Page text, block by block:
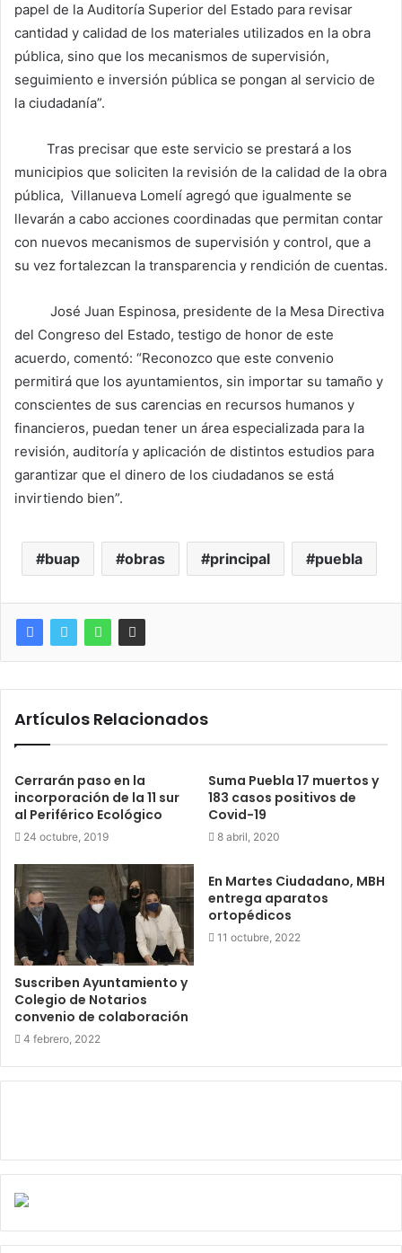
papel de la Auditoría Superior del Estado para revisar
cantidad y calidad de los materiales utilizados en la obra
pública, sino que los mecanismos de supervisión,
seguimiento e inversión pública se pongan al servicio de
la ciudadanía”.
Tras precisar que este servicio se prestará a los
municipios que soliciten la revisión de la calidad de la obra
pública, Villanueva Lomelí agregó que igualmente se
llevarán a cabo acciones coordinadas que permitan contar
con nuevos mecanismos de supervisión y control, que a
su vez fortalezcan la transparencia y rendición de cuentas.
José Juan Espinosa, presidente de la Mesa Directiva
del Congreso del Estado, testigo de honor de este
acuerdo, comentó: “Reconozco que este convenio
permitirá que los ayuntamientos, sin importar su tamaño y
conscientes de sus carencias en recursos humanos y
financieros, puedan tener un área especializada para la
revisión, auditoría y aplicación de distintos estudios para
garantizar que el dinero de los ciudadanos se está
invirtiendo bien”.
buap obras principal puebla
Artículos Relacionados
Cerrarán paso en la
incorporación de la 11 sur
al Periférico Ecológico
24 octubre, 2019
Suma Puebla 17 muertos y
183 casos positivos de
Covid-19
8 abril, 2020
Suscriben Ayuntamiento y
Colegio de Notarios
convenio de colaboración
4 febrero, 2022
En Martes Ciudadano, MBH
entrega aparatos
ortopédicos
11 octubre, 2022